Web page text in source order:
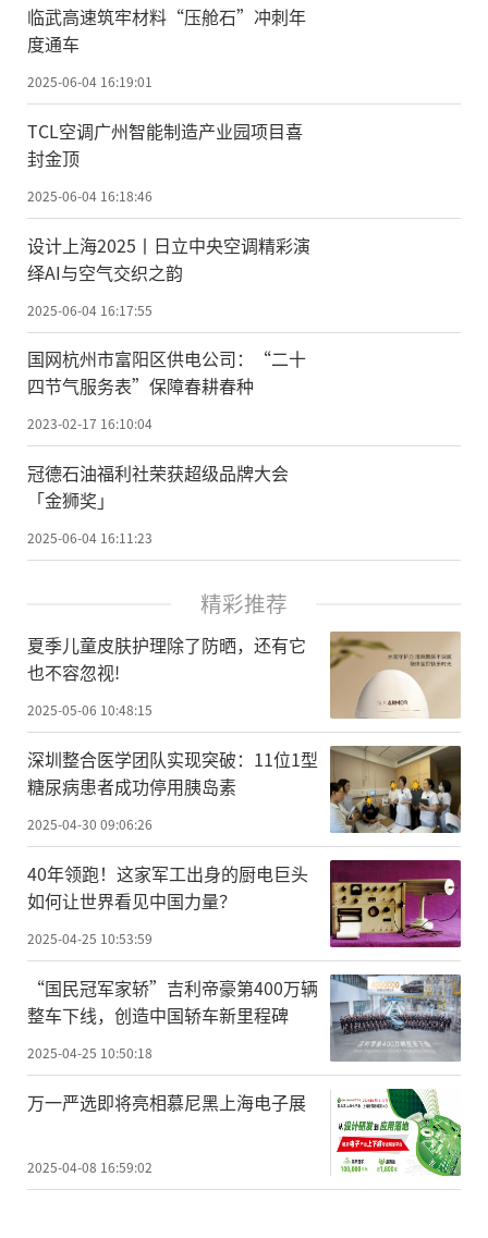
临武高速筑牢材料“压舱石”冲刺年
度通车
2025-06-04 16:19:01
TCL空调广州智能制造产业园项目喜
封金顶
2025-06-04 16:18:46
设计上海2025丨日立中央空调精彩演
绎AI与空气交织之韵
2025-06-04 16:17:55
国网杭州市富阳区供电公司：“二十
四节气服务表”保障春耕春种
2023-02-17 16:10:04
冠德石油福利社荣获超级品牌大会
「金狮奖」
2025-06-04 16:11:23
精彩推荐
夏季儿童皮肤护理除了防晒，还有它
也不容忽视!
2025-05-06 10:48:15
深圳整合医学团队实现突破：11位1型
糖尿病患者成功停用胰岛素
2025-04-30 09:06:26
40年领跑！这家军工出身的厨电巨头
如何让世界看见中国力量？
2025-04-25 10:53:59
“国民冠军家轿”吉利帝豪第400万辆
整车下线，创造中国轿车新里程碑
2025-04-25 10:50:18
万一严选即将亮相慕尼黑上海电子展
2025-04-08 16:59:02